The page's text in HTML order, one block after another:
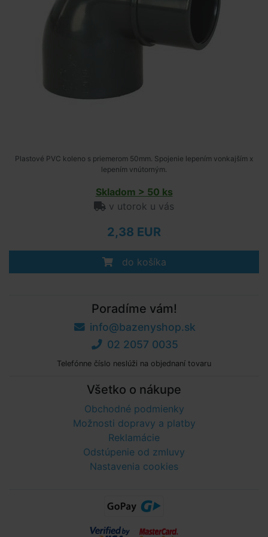
Plastové PVC koleno s priemerom 50mm. Spojenie lepením vonkajším x
lepením vnútorným.
Skladom > 50 ks
v utorok u vás
2,38 EUR
do košíka
Poradíme vám!
info@bazenyshop.sk
02 2057 0035
Telefónne číslo neslúži na objednaní tovaru
Všetko o nákupe
Obchodné podmienky
Možnosti dopravy a platby
Reklamácie
Odstúpenie od zmluvy
Nastavenia cookies